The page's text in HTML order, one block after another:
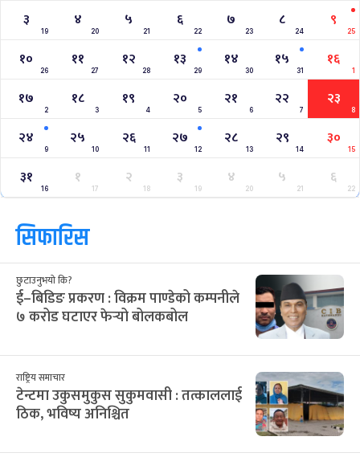
३
19
४
20
५
21
६
22
७
23
८
24
९
25
१०
26
११
27
१२
28
१३
29
१४
30
१५
31
१६
1
१७
2
१८
3
१९
4
२०
5
२१
6
२२
7
२३
8
२४
9
२५
10
२६
11
२७
12
२८
13
२९
14
३०
15
३१
16
१
17
२
18
३
19
४
20
५
21
६
22
सिफारिस
छुटाउनुभयो कि?
ई–बिडिङ प्रकरण : विक्रम पाण्डेको कम्पनीले
७ करोड घटाएर फेर्‍यो बोलकबोल
राष्ट्रिय समाचार
टेन्टमा उकुसमुकुस सुकुमवासी : तत्काललाई
ठिक, भविष्य अनिश्चित